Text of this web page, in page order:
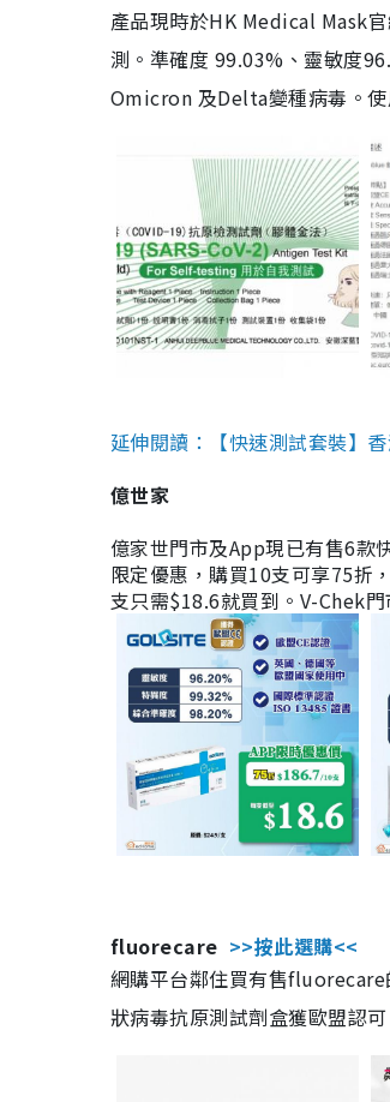
產品現時於HK Medical Mask
測。準確度 99.03%、靈敏度
Omicron 及Delta變種病毒。使
延伸閱讀：【快速測試套裝】
億世家
億家世門市及App現已有售6
限定優惠，購買10支可享75折
支只需$18.6就買到。V-Chek
fluorecare >>按此選購<<
網購平台鄰住買有售
狀病毒抗原測試劑盒獲歐盟認